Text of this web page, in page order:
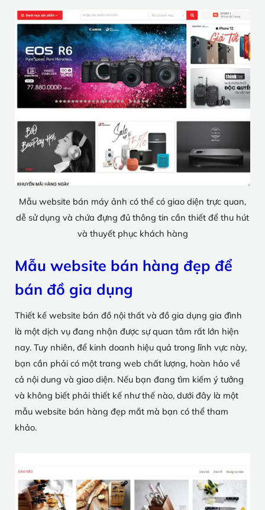
Mẫu website bán máy ảnh có thể có giao diện trực quan,
dễ sử dụng và chứa đựng đủ thông tin cần thiết để thu hút
và thuyết phục khách hàng
Mẫu website bán hàng đẹp để
bán đồ gia dụng
Thiết kế website bán đồ nội thất và đồ gia dụng gia đình
là một dịch vụ đang nhận được sự quan tâm rất lớn hiện
nay. Tuy nhiên, để kinh doanh hiệu quả trong lĩnh vực này,
bạn cần phải có một trang web chất lượng, hoàn hảo về
cả nội dung và giao diện. Nếu bạn đang tìm kiếm ý tưởng
và không biết phải thiết kế như thế nào, dưới đây là một
mẫu website bán hàng đẹp mắt mà bạn có thể tham
khảo.